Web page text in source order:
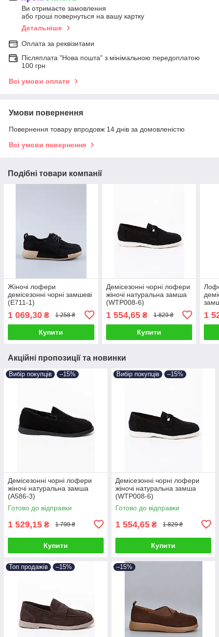
Ви отримаєте замовлення
або гроші повернуться на вашу картку
Детальніше
Оплата за реквізитами
Післяплата "Нова пошта" з мінімальною передоплатою
100 грн
Всі умови оплати
Умови повернення
Повернення товару впродовж 14 днів за домовленістю
Всі умови повернення
Подібні товари компанії
Жіночі лофери
демісезонні чорні замшеві
(E711-1)
1 069,30 ₴ 1 258 ₴
Купити
Демісезонні чорні лофери
жіночі натуральна замша
(WTP008-6)
1 554,65₴ 1 829 ₴
Купити
1
Акційні пропозиції та новинки
Вибір покупців –15%
Демісезонні чорні лофери
жіночі натуральна замша
(A586-3)
Готово до відправки
1 529,15 ₴ 1 799 ₴
Купити
Вибір покупців –15%
Демісезонні чорні лофери
жіночі натуральна замша
(WTP008-6)
Готово до відправки
1 554,65 ₴ 1 829 ₴
Купити
Топ продажів –15% –15%